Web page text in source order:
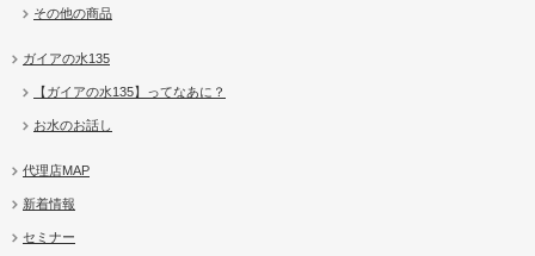
その他の商品
ガイアの水135
【ガイアの水135】ってなあに？
お水のお話し
代理店MAP
新着情報
セミナー